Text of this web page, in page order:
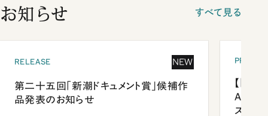
お知らせ すべて見る
RELEASE NEW
第二十五回「新潮ドキュメント賞」候補作
品発表のお知らせ
【「新
ズプレ